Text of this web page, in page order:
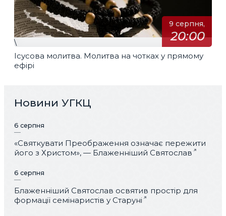
9 серпня,
20:00
\
Ісусова молитва. Молитва на чотках у прямому
ефірі
Новини УГКЦ
6 серпня
«Святкувати Преображення означає пережити
його з Христом», — Блаженніший Святослав
6 серпня
Блаженніший Святослав освятив простір для
формації семінаристів у Старуні